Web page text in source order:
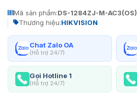
Mã sản phẩm:DS-1284ZJ-M-AC3(OS)
Thương hiệu:HIKVISION
Chat Zalo OA
(Hỗ trợ 24/7)
Gọi Hotline 1
(Hỗ trợ 24/7)